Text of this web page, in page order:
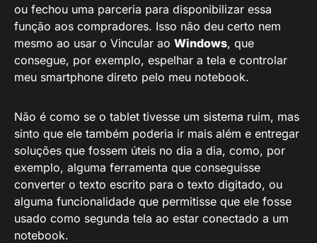
ou fechou uma parceria para disponibilizar essa
função aos compradores. Isso não deu certo nem
mesmo ao usar o Vincular ao Windows, que
consegue, por exemplo, espelhar a tela e controlar
meu smartphone direto pelo meu notebook.
Não é como se o tablet tivesse um sistema ruim, mas
sinto que ele também poderia ir mais além e entregar
soluções que fossem úteis no dia a dia, como, por
exemplo, alguma ferramenta que conseguisse
converter o texto escrito para o texto digitado, ou
alguma funcionalidade que permitisse que ele fosse
usado como segunda tela ao estar conectado a um
notebook.